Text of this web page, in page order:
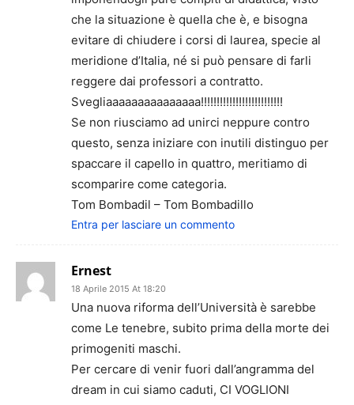
che la situazione è quella che è, e bisogna
evitare di chiudere i corsi di laurea, specie al
meridione d’Italia, né si può pensare di farli
reggere dai professori a contratto.
Svegliaaaaaaaaaaaaaaa!!!!!!!!!!!!!!!!!!!!!!!!!!
Se non riusciamo ad unirci neppure contro
questo, senza iniziare con inutili distinguo per
spaccare il capello in quattro, meritiamo di
scomparire come categoria.
Tom Bombadil – Tom Bombadillo
Entra per lasciare un commento
Ernest
18 Aprile 2015 At 18:20
Una nuova riforma dell’Università è sarebbe
come Le tenebre, subito prima della morte dei
primogeniti maschi.
Per cercare di venir fuori dall’angramma del
dream in cui siamo caduti, CI VOGLIONI